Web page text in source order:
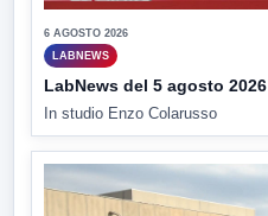
6 AGOSTO 2026
LABNEWS
LabNews del 5 agosto 2026
In studio Enzo Colarusso